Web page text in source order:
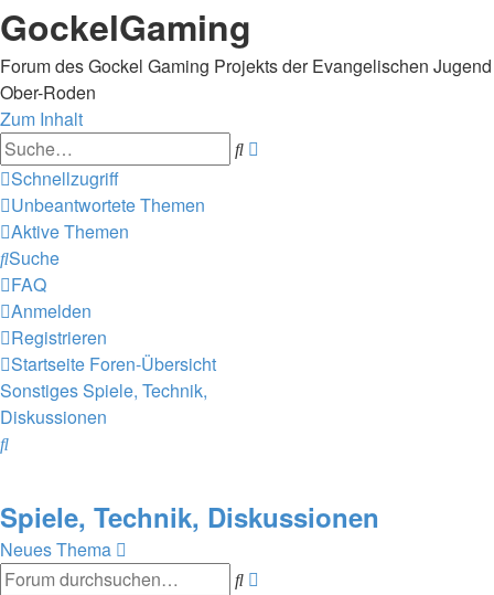
GockelGaming
Forum des Gockel Gaming Projekts der Evangelischen Jugend
Ober-Roden
Zum Inhalt
Suche
Schnellzugriff
Unbeantwortete Themen
Aktive Themen
Suche
FAQ
Anmelden
Registrieren
Startseite Foren-Übersicht
SonstigesSpiele, Technik,
Diskussionen
Suche
Spiele, Technik, Diskussionen
Neues Thema
Suche